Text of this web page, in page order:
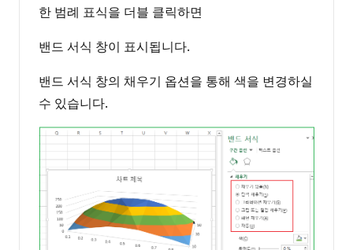
한 범례 표식을 더블 클릭하면
밴드 서식 창이 표시됩니다.
밴드 서식 창의 채우기 옵션을 통해 색을 변경하실
수 있습니다.